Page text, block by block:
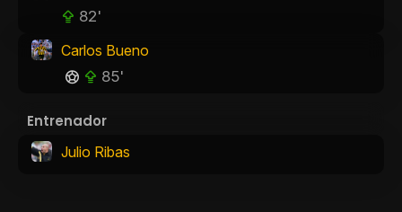
82'
Carlos Bueno
85'
Entrenador
Julio Ribas